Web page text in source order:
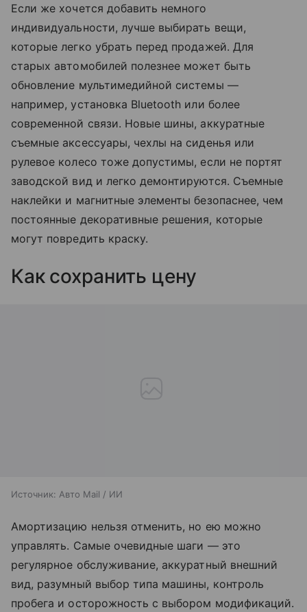
Если же хочется добавить немного
индивидуальности, лучше выбирать вещи,
которые легко убрать перед продажей. Для
старых автомобилей полезнее может быть
обновление мультимедийной системы —
например, установка Bluetooth или более
современной связи. Новые шины, аккуратные
съемные аксессуары, чехлы на сиденья или
рулевое колесо тоже допустимы, если не портят
заводской вид и легко демонтируются. Съемные
наклейки и магнитные элементы безопаснее, чем
постоянные декоративные решения, которые
могут повредить краску.
Как сохранить цену
Источник: Авто Mail / ИИ
Амортизацию нельзя отменить, но ею можно
управлять. Самые очевидные шаги — это
регулярное обслуживание, аккуратный внешний
вид, разумный выбор типа машины, контроль
пробега и осторожность с выбором модификаций.